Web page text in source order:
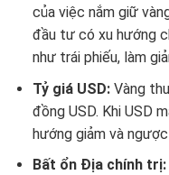
của việc nắm giữ
đầu tư có xu hướng
như trái phiếu, làm
Tỷ giá USD:Vàng
đồng USD. Khi USD
hướng giảm và ngược
Bất ổn Địa chính trị: